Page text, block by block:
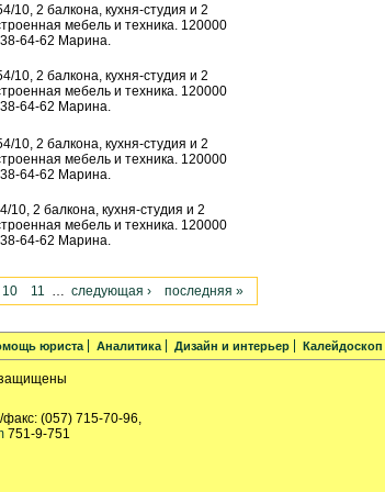
10, 2 балкона, кухня-студия и 2
мебель и техника. 120000
64-62 Марина.
10, 2 балкона, кухня-студия и 2
мебель и техника. 120000
64-62 Марина.
10, 2 балкона, кухня-студия и 2
мебель и техника. 120000
64-62 Марина.
10, 2 балкона, кухня-студия и 2
мебель и техника. 120000
64-62 Марина.
10 11 … следующая › последняя »
юриста Аналитика Дизайн и интерьер Калейдоскоп
факс: (057) 715-70-96,
751-9-751